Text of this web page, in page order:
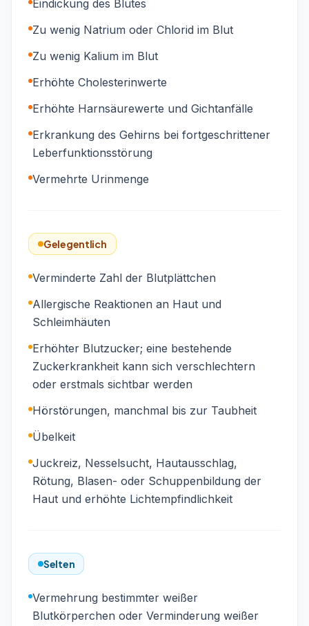
Eindickung des Blutes
Zu wenig Natrium oder Chlorid im Blut
Zu wenig Kalium im Blut
Erhöhte Cholesterinwerte
Erhöhte Harnsäurewerte und Gichtanfälle
Erkrankung des Gehirns bei fortgeschrittener
Leberfunktionsstörung
Vermehrte Urinmenge
Gelegentlich
Verminderte Zahl der Blutplättchen
Allergische Reaktionen an Haut und
Schleimhäuten
Erhöhter Blutzucker; eine bestehende
Zuckerkrankheit kann sich verschlechtern
oder erstmals sichtbar werden
Hörstörungen, manchmal bis zur Taubheit
Übelkeit
Juckreiz, Nesselsucht, Hautausschlag,
Rötung, Blasen- oder Schuppenbildung der
Haut und erhöhte Lichtempfindlichkeit
Selten
Vermehrung bestimmter weißer
Blutkörperchen oder Verminderung weißer